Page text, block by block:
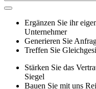
Ergänzen Sie ihr
Unternehmer
Generieren Sie
Treffen Sie
Stärken Sie das
Siegel
Bauen Sie mit uns